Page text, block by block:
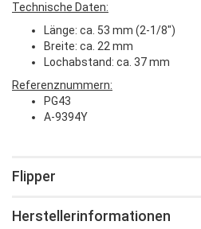
Technische Daten:
Länge: ca. 53 mm (2-1/8")
Breite: ca. 22 mm
Lochabstand: ca. 37 mm
Referenznummern:
PG43
A-9394Y
Flipper
Herstellerinformationen